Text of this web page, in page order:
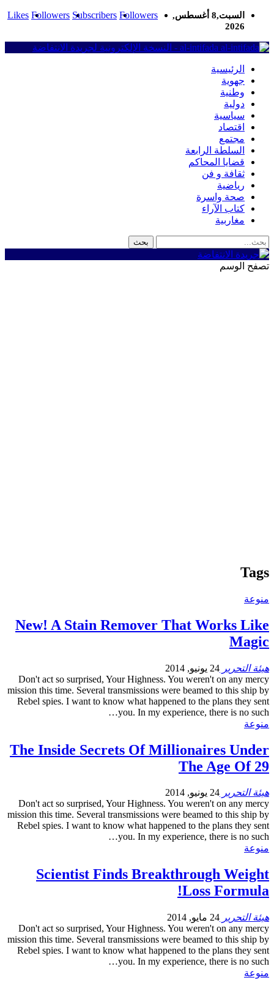
Likes Followers Subscribers Followers
السبت,8 أغسطس,
2026
al-intifada - النسخة الإلكترونية لجريدة الانتفاضة
الرئيسية
جهوية
وطنية
دولية
سياسية
اقتصاد
مجتمع
السلطة الرابعة
قضايا المحاكم
ثقافة و فن
رياضية
صحة واسرة
كتاب الآراء
مغاربية
تصفح الوسم
Tags
منوعة
New! A Stain Remover That Works Like
Magic
هيئة التحرير 24 يونيو, 2014
Don't act so surprised, Your Highness. You weren't on any mercy
mission this time. Several transmissions were beamed to this ship by
Rebel spies. I want to know what happened to the plans they sent
you. In my experience, there is no such…
منوعة
The Inside Secrets Of Millionaires Under
The Age Of 29
هيئة التحرير 24 يونيو, 2014
Don't act so surprised, Your Highness. You weren't on any mercy
mission this time. Several transmissions were beamed to this ship by
Rebel spies. I want to know what happened to the plans they sent
you. In my experience, there is no such…
منوعة
Scientist Finds Breakthrough Weight
Loss Formula!
هيئة التحرير 24 مايو, 2014
Don't act so surprised, Your Highness. You weren't on any mercy
mission this time. Several transmissions were beamed to this ship by
Rebel spies. I want to know what happened to the plans they sent
you. In my experience, there is no such…
منوعة